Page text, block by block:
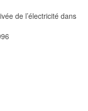
de l’électricité dans